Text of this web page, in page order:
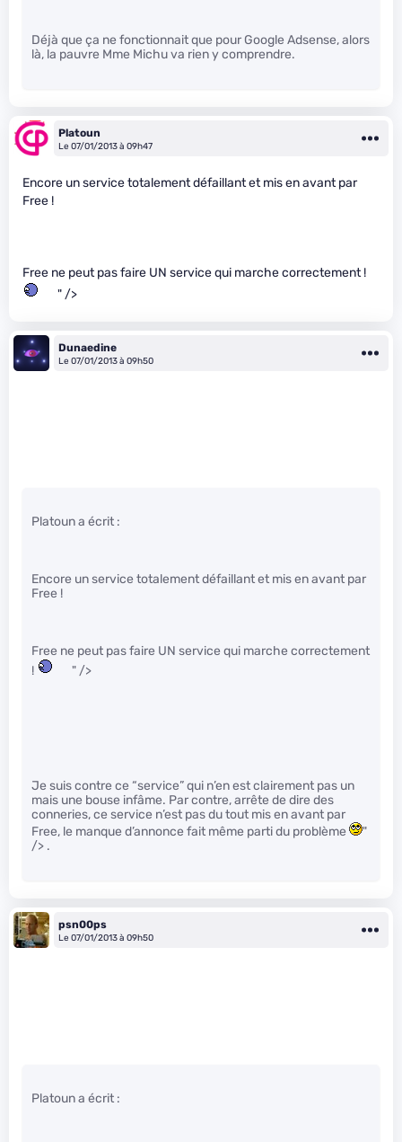
Déjà que ça ne fonctionnait que pour Google Adsense, alors
là, la pauvre Mme Michu va rien y comprendre.
Platoun
Le 07/01/2013 à 09h47
Encore un service totalement défaillant et mis en avant par
Free !
Free ne peut pas faire UN service qui marche correctement !
" />
Dunaedine
Le 07/01/2013 à 09h50
Platoun a écrit :
Encore un service totalement défaillant et mis en avant par
Free !
Free ne peut pas faire UN service qui marche correctement
!
" />
Je suis contre ce “service” qui n’en est clairement pas un
mais une bouse infâme. Par contre, arrête de dire des
conneries, ce service n’est pas du tout mis en avant par
Free, le manque d’annonce fait même parti du problème
"
/> .
psn00ps
Le 07/01/2013 à 09h50
Platoun a écrit :